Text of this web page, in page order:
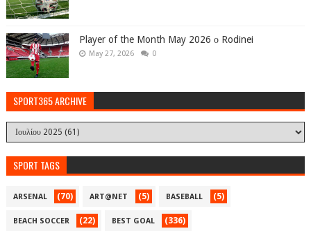
Player of the Month May 2026 ο Rodinei
May 27, 2026 0
SPORT365 ARCHIVE
SPORT TAGS
ARSENAL (70) ART@NET (5) BASEBALL (5)
BEACH SOCCER (22) BEST GOAL (336)